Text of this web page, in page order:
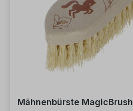
Mähnenbürste MagicBrush